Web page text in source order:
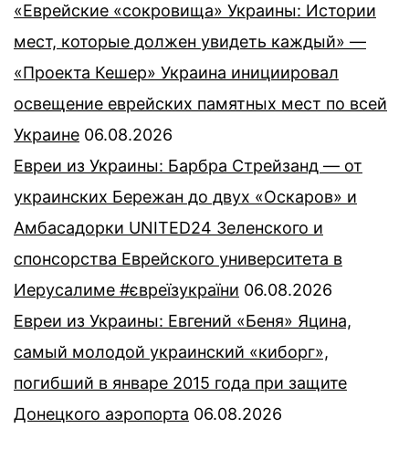
«Еврейские «сокровища» Украины: Истории
мест, которые должен увидеть каждый» —
«Проекта Кешер» Украина инициировал
освещение еврейских памятных мест по всей
Украине 06.08.2026
Евреи из Украины: Барбра Стрейзанд — от
украинских Бережан до двух «Оскаров» и
Амбасадорки UNITED24 Зеленского и
спонсорства Еврейского университета в
Иерусалиме #євреїзукраїни 06.08.2026
Евреи из Украины: Евгений «Беня» Яцина,
самый молодой украинский «киборг»,
погибший в январе 2015 года при защите
Донецкого аэропорта 06.08.2026